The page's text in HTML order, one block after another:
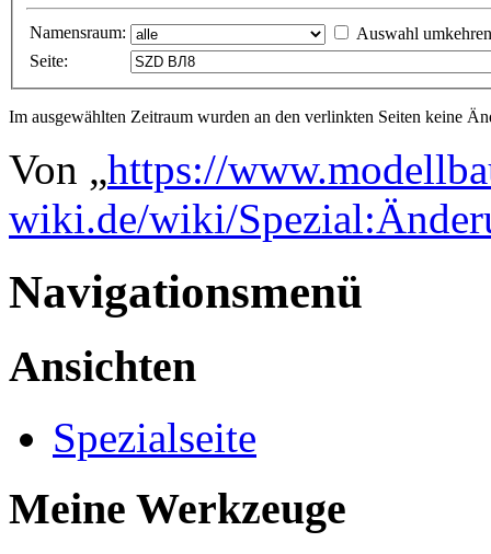
Namensraum:
Auswahl umkehren
Seite:
Im ausgewählten Zeitraum wurden an den verlinkten Seiten keine
Von „https://
wiki.de/wiki/
Navigationsmenü
Ansichten
Spezialseite
Meine Werkzeuge